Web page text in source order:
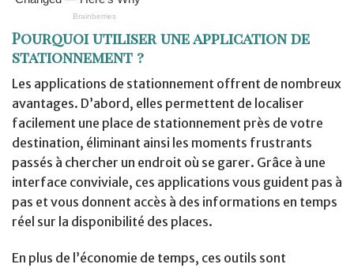
Pourquoi utiliser une application de
stationnement ?
Les applications de stationnement offrent de nombreux
avantages. D’abord, elles permettent de localiser
facilement une place de stationnement près de votre
destination, éliminant ainsi les moments frustrants
passés à chercher un endroit où se garer. Grâce à une
interface conviviale, ces applications vous guident pas à
pas et vous donnent accès à des informations en temps
réel sur la disponibilité des places.
En plus de l’économie de temps, ces outils sont